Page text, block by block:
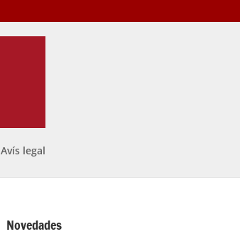
Avís legal
Novedades